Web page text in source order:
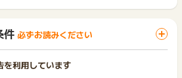
件 必ずお読みください
を利用しています